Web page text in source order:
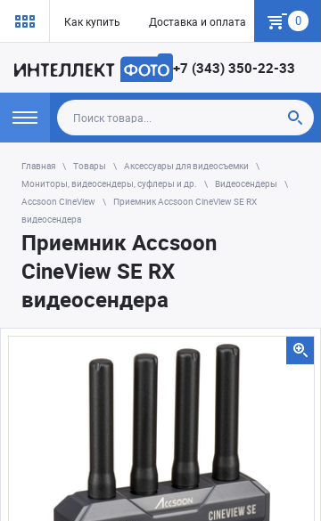
Как купить Доставка и оплата Гарантия
0
+7 (343) 350-22-33
Главная Товары
Аксессуары для видеосъемки
Мониторы, видеосендеры, суфлеры и др.
Видеосендеры
Accsoon CineView
Приемник Accsoon CineView SE RX
видеосендера
Приемник Accsoon
CineView SE RX
видеосендера